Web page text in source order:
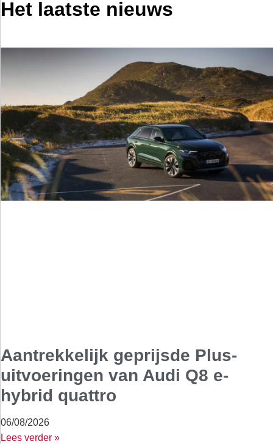
Het laatste nieuws
Aantrekkelijk geprijsde Plus-
uitvoeringen van Audi Q8 e-
hybrid quattro
06/08/2026
Lees verder »